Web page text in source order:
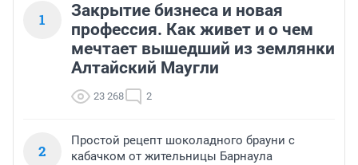
1
Закрытие бизнеса и новая
профессия. Как живет и о чем
мечтает вышедший из землянки
Алтайский Маугли
23 268 2
2
Простой рецепт шоколадного брауни с
кабачком от жительницы Барнаула